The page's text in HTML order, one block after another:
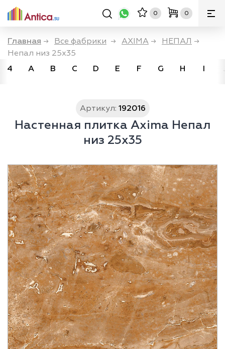
0 0
Главная → Все фабрики → AXIMA → НЕПАЛ →
Непал низ 25x35
4
A B C D E F G H I
Артикул: 192016
Настенная плитка Axima Непал
низ 25x35